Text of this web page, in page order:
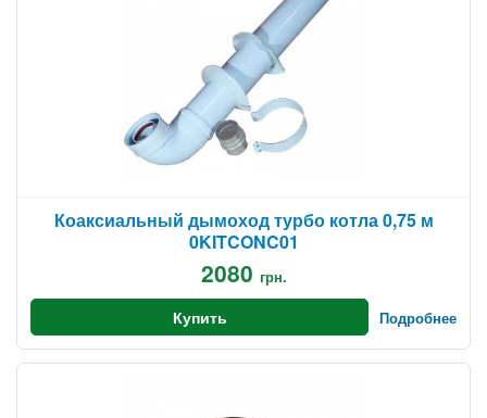
Коаксиальный дымоход турбо котла 0,75 м
0KITCONC01
2080 грн.
Купить Подробнее